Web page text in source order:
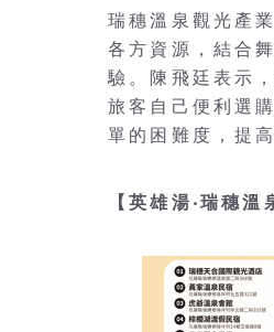
瑞穗溫泉觀光產
各方資源，結合
驗。陳飛廷表示
旅客自己便利選
單的困難度，提
【英雄湯‧瑞穗溫